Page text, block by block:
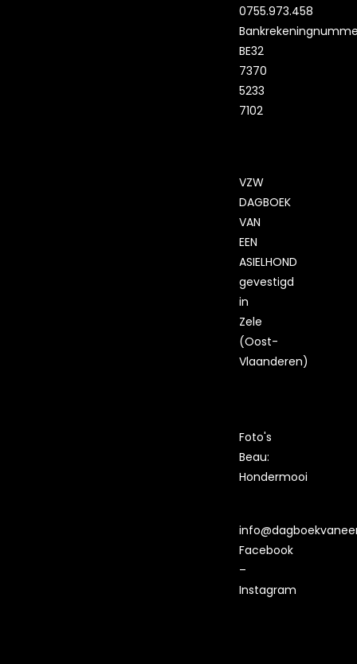
0755.973.458
BE32
7370
5233
7102
VZW
DAGBOEK
VAN
EEN
ASIELHOND
gevestigd
in
Zele
(Oost-
Vlaanderen)
Foto's
Beau:
Hondermooi
Facebook
–
Instagram